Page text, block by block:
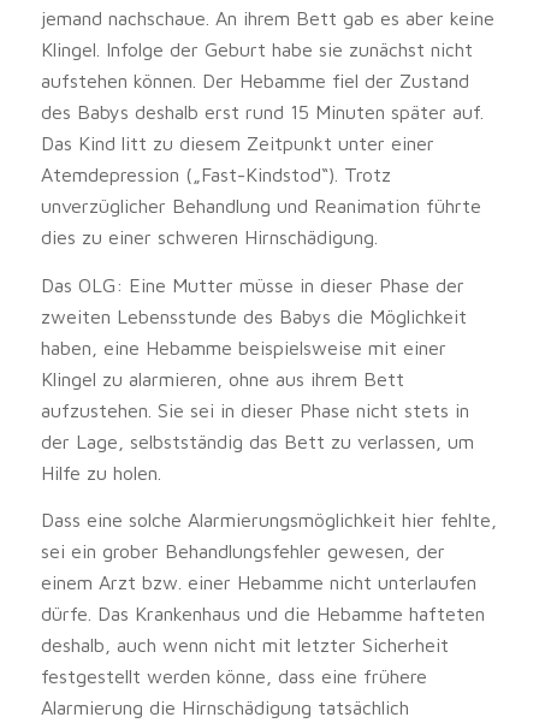
jemand nachschaue. An ihrem Bett gab es aber keine
Klingel. Infolge der Geburt habe sie zunächst nicht
aufstehen können. Der Hebamme fiel der Zustand
des Babys deshalb erst rund 15 Minuten später auf.
Das Kind litt zu diesem Zeitpunkt unter einer
Atemdepression („Fast-Kindstod“). Trotz
unverzüglicher Behandlung und Reanimation führte
dies zu einer schweren Hirnschädigung.
Das OLG: Eine Mutter müsse in dieser Phase der
zweiten Lebensstunde des Babys die Möglichkeit
haben, eine Hebamme beispielsweise mit einer
Klingel zu alarmieren, ohne aus ihrem Bett
aufzustehen. Sie sei in dieser Phase nicht stets in
der Lage, selbstständig das Bett zu verlassen, um
Hilfe zu holen.
Dass eine solche Alarmierungsmöglichkeit hier fehlte,
sei ein grober Behandlungsfehler gewesen, der
einem Arzt bzw. einer Hebamme nicht unterlaufen
dürfe. Das Krankenhaus und die Hebamme hafteten
deshalb, auch wenn nicht mit letzter Sicherheit
festgestellt werden könne, dass eine frühere
Alarmierung die Hirnschädigung tatsächlich